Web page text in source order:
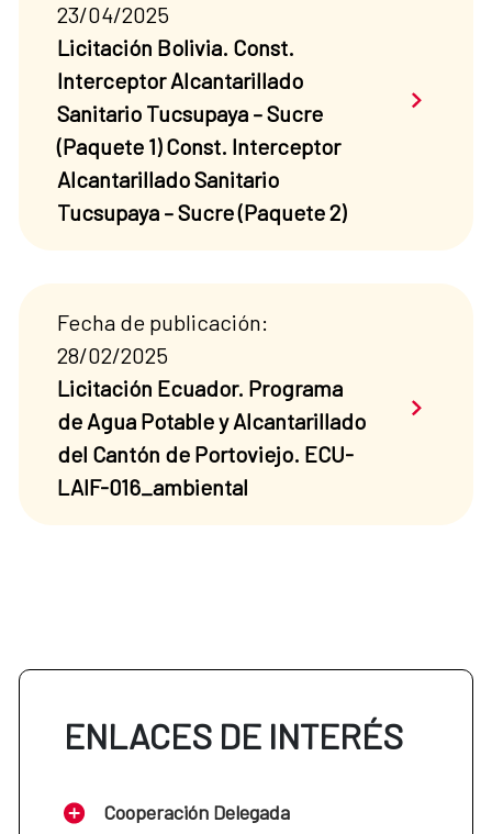
23/04/2025
Licitación Bolivia. Const.
Interceptor Alcantarillado
Sanitario Tucsupaya – Sucre
(Paquete 1) Const. Interceptor
Alcantarillado Sanitario
Tucsupaya – Sucre (Paquete 2)
Saber
Fecha de publicación:
28/02/2025
Licitación Ecuador. Programa
de Agua Potable y Alcantarillado
del Cantón de Portoviejo. ECU-
LAIF-016_ambiental
Saber
ENLACES DE INTERÉS
Cooperación Delegada